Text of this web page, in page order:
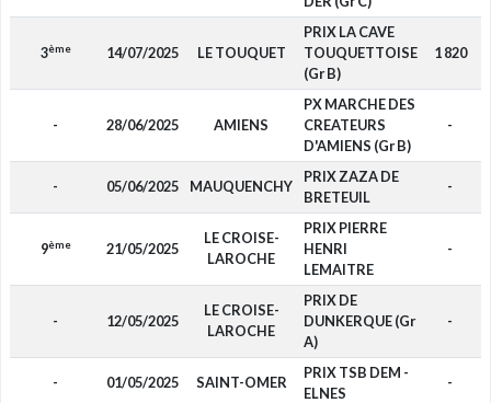
3ème 14/07/2025 LE TOUQUET
PRIX LA CAVE
TOUQUETTOISE
(Gr B)
1 820
- 28/06/2025 AMIENS
PX MARCHE DES
CREATEURS
D'AMIENS (Gr B)
-
- 05/06/2025 MAUQUENCHY
PRIX ZAZA DE
BRETEUIL
-
9ème 21/05/2025
LE CROISE-
LAROCHE
PRIX PIERRE
HENRI
LEMAITRE
-
- 12/05/2025
LE CROISE-
LAROCHE
PRIX DE
DUNKERQUE (Gr
A)
-
- 01/05/2025 SAINT-OMER
PRIX TSB DEM -
ELNES
-